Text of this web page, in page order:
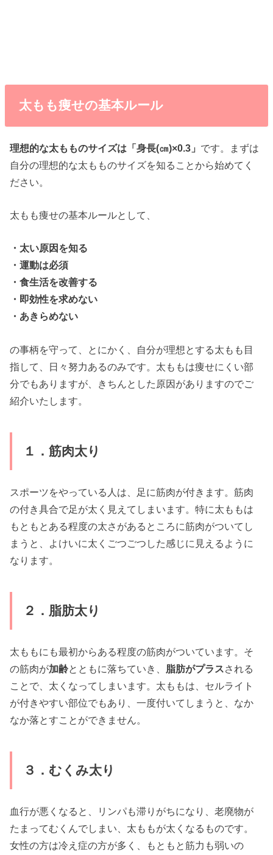
太もも痩せの基本ルール
理想的な太もものサイズは「身長(㎝)×0.3」 です。まずは
自分の理想的な太もものサイズを知ることから始めてく
ださい。
太もも痩せの基本ルールとして、
・太い原因を知る
・運動は必須
・食生活を改善する
・即効性を求めない
・あきらめない
の事柄を守って、とにかく、自分が理想とする太もも目
指して、日々努力あるのみです。太ももは痩せにくい部
分でもありますが、きちんとした原因がありますのでご
紹介いたします。
１．筋肉太り
スポーツをやっている人は、足に筋肉が付きます。筋肉
の付き具合で足が太く見えてしまいます。特に太ももは
もともとある程度の太さがあるところに筋肉がついてし
まうと、よけいに太くごつごつした感じに見えるように
なります。
２．脂肪太り
太ももにも最初からある程度の筋肉がついています。そ
の筋肉が加齢とともに落ちていき、 脂肪がプラスされる
ことで、太くなってしまいます。太ももは、セルライト
が付きやすい部位でもあり、一度付いてしまうと、なか
なか落とすことができません。
３．むくみ太り
血行が悪くなると、リンパも滞りがちになり、老廃物が
たまってむくんでしまい、太ももが太くなるものです。
女性の方は冷え症の方が多く、もともと筋力も弱いの